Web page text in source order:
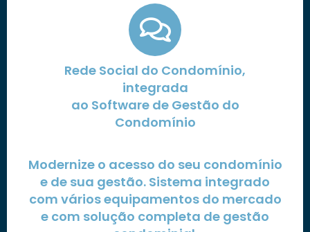
Rede Social do Condomínio,
integrada
ao Software de Gestão do
Condomínio
Modernize o acesso do seu condomínio
e de sua gestão. Sistema integrado
com vários equipamentos do mercado
e com solução completa de gestão